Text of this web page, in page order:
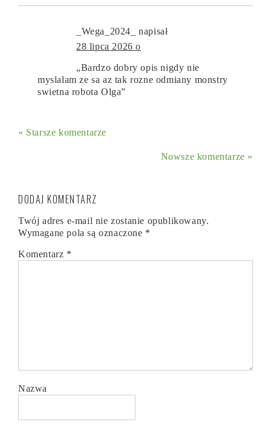
_Wega_2024_
napisał
28 lipca 2026 o
„Bardzo dobry opis nigdy nie
myslalam ze sa az tak rozne odmiany monstry
swietna robota Olga”
« Starsze komentarze
Nowsze komentarze »
DODAJ KOMENTARZ
Twój adres e-mail nie zostanie opublikowany.
Wymagane pola są oznaczone *
Komentarz *
Nazwa